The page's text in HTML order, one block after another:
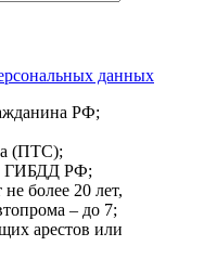
данных
РФ;
(ПТС);
ГИБДД РФ;
более 20 лет,
– до 7;
арестов или